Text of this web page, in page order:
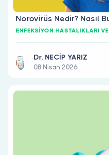
Norovirüs Nedir? Nasıl
ENFEKSİYON HASTALIKLARI
Dr. NECİP YARIZ
08 Nisan 2026